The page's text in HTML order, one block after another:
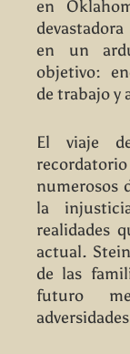
en
en un
objetivo:
de trabajo y
El viaje
numerosos
la
realidades
actual.
de las
futuro